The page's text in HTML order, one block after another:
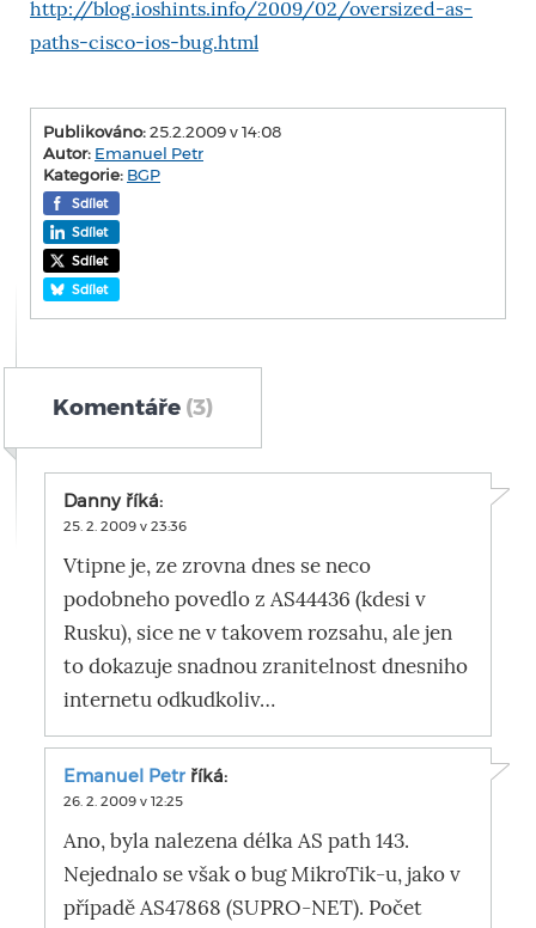
http://blog.ioshints.info/2009/02/oversized-as-
paths-cisco-ios-bug.html
Publikováno:25.2.2009 v 14:08
Autor: Emanuel Petr
Kategorie: BGP
Sdílet
Sdílet
Sdílet
Sdílet
Komentáře (3)
Danny říká:
25. 2. 2009 v 23:36
Vtipne je, ze zrovna dnes se neco
podobneho povedlo z AS44436 (kdesi v
Rusku), sice ne v takovem rozsahu, ale jen
to dokazuje snadnou zranitelnost dnesniho
internetu odkudkoliv…
Emanuel Petr říká:
26. 2. 2009 v 12:25
Ano, byla nalezena délka AS path 143.
Nejednalo se však o bug MikroTik-u, jako v
případě AS47868 (SUPRO-NET). Počet